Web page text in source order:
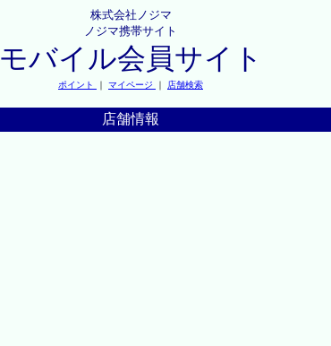
株式会社ノジマ
ノジマ携帯サイト
モバイル会員サイト
ポイント ｜ マイページ ｜ 店舗検索
店舗情報